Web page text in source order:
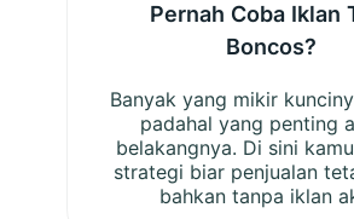
Pernah Coba Iklan
Boncos?
Banyak yang mikir
padahal yang penting
belakangnya. Di sini
strategi biar penjualan
bahkan tanpa iklan